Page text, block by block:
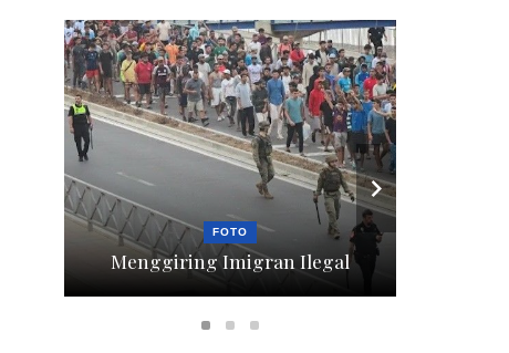
FOTO
Menggiring Imigran Ilegal